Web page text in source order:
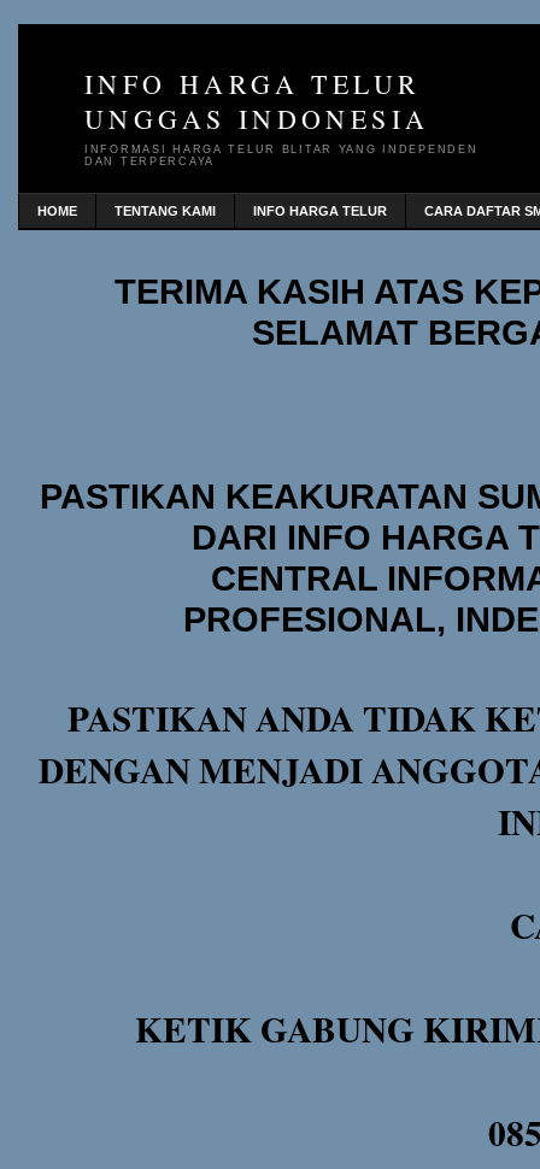
INFO HARGA TELUR
UNGGAS INDONESIA
INFORMASI HARGA TELUR BLITAR YANG INDEPENDEN
DAN TERPERCAYA
HOME TENTANG KAMI INFO HARGA TELUR CARA DAFTAR
TERIMA KASIH ATAS
SELAMAT
PASTIKAN KEAKURATAN
DARI INFO HARGA
CENTRAL
PROFESIONAL,
PASTIKAN ANDA TIDAK
DENGAN MENJADI
KETIK GABUNG